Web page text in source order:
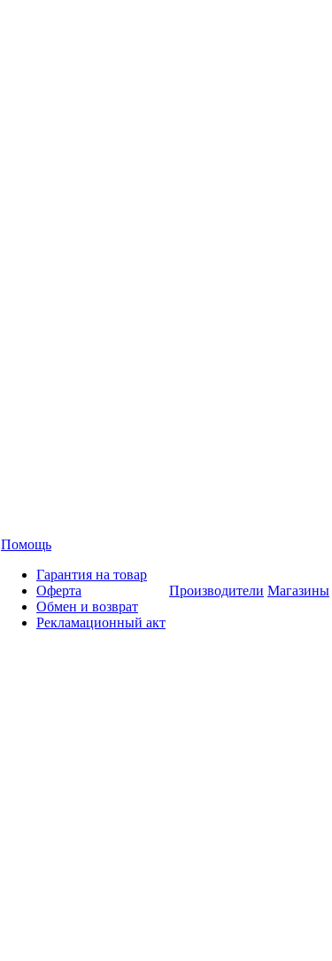
Помощь
Гарантия на товар
Оферта
Обмен и возврат
Рекламационный акт
Производители Магазины